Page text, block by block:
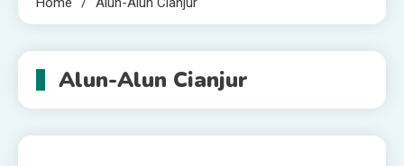
Alun-Alun Cianjur